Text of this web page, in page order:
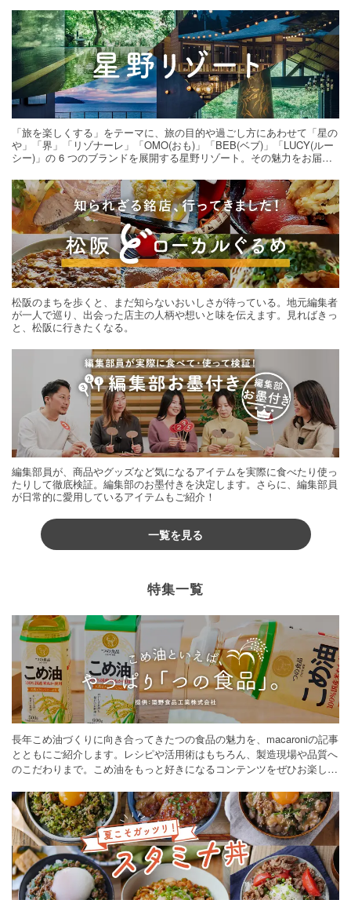
「旅を楽しくする」をテーマに、旅の目的や過ごし方にあわせて「星の
や」「界」「リゾナーレ」「OMO(おも)」「BEB(ベブ)」「LUCY(ルー
シー)」の 6 つのブランドを展開する星野リゾート。その魅力をお届け
松阪のまちを歩くと、まだ知らないおいしさが待っている。地元編集者
が一人で巡り、出会った店主の人柄や想いと味を伝えます。見ればきっ
と、松阪に行きたくなる。
編集部員が、商品やグッズなど気になるアイテムを実際に食べたり使っ
たりして徹底検証。編集部のお墨付きを決定します。さらに、編集部員
が日常的に愛用しているアイテムもご紹介！
一覧を見る
特集一覧
長年こめ油づくりに向き合ってきたつの食品の魅力を、macaroniの記事
とともにご紹介します。レシピや活用術はもちろん、製造現場や品質へ
のこだわりまで。こめ油をもっと好きになるコンテンツをぜひお楽しみ